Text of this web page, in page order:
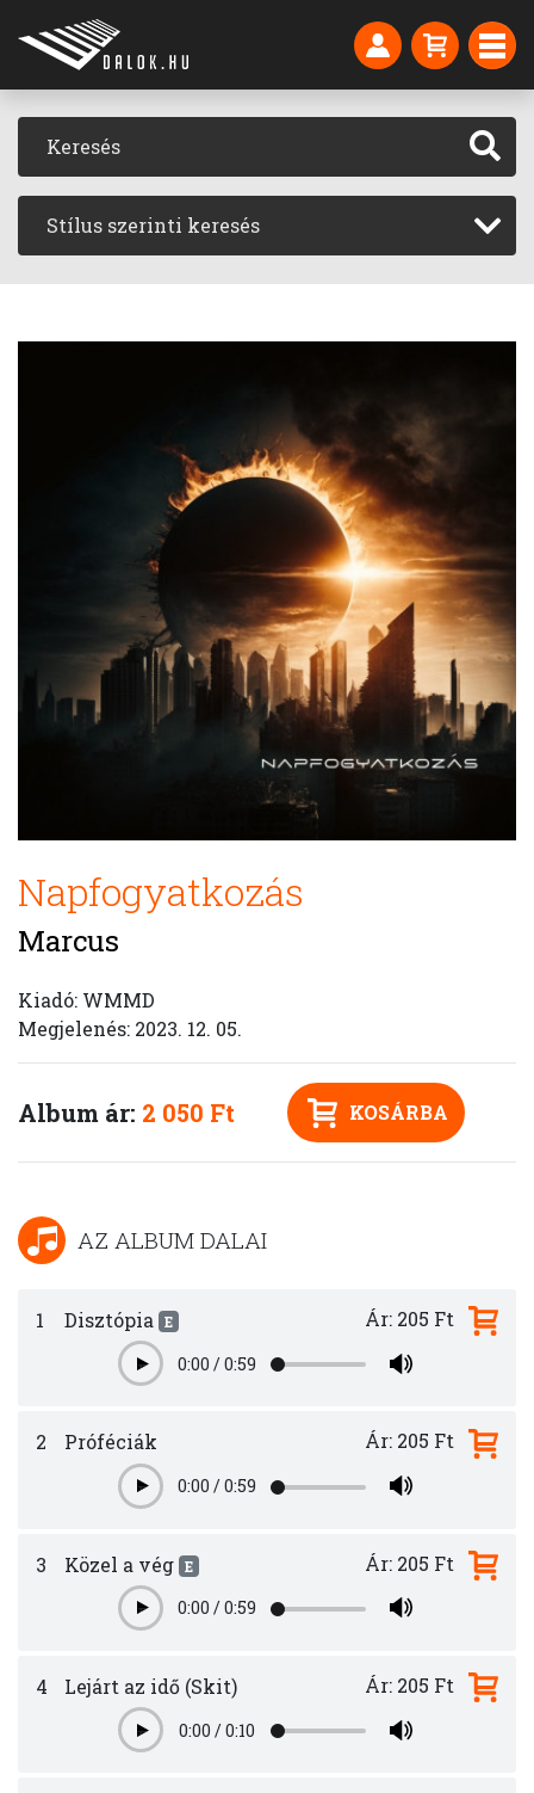
Stílus szerinti keresés
Napfogyatkozás
Marcus
Kiadó: WMMD
Megjelenés: 2023. 12. 05.
Album ár: 2 050 Ft KOSÁRBA
AZ ALBUM DALAI
1 Disztópia E
Play0:00 /0:59
Ár: 205 Ft
2 Próféciák
Play0:00 /0:59
Ár: 205 Ft
3 Közel a vég E
Play0:00 /0:59
Ár: 205 Ft
4 Lejárt az idő (Skit)
Play0:00 /0:10
Ár: 205 Ft